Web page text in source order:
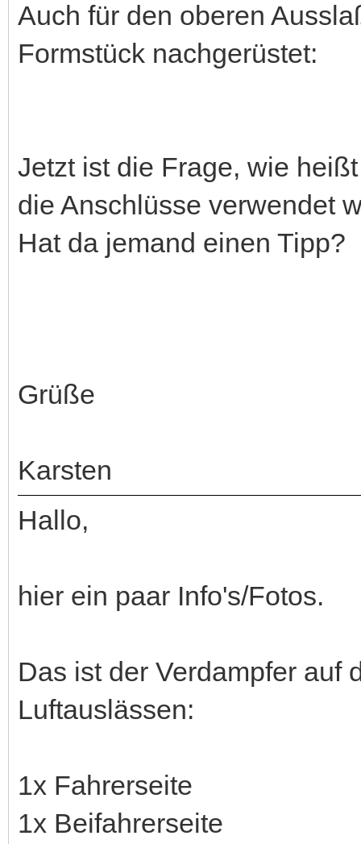
Auch für den oberen
Formstück nachgerüstet:
Jetzt ist die Frage, wie
die Anschlüsse verwendet
Hat da jemand einen Tipp?
Grüße
Karsten
Hallo,
hier ein paar Info's/Fotos.
Das ist der Verdampfer auf
Luftauslässen:
1x Fahrerseite
1x Beifahrerseite